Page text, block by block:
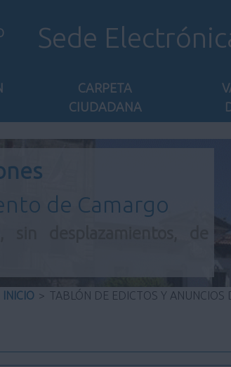
Sede
CARPETA
CIUDADANA
de Camargo
INICIO > TABLÓN DE EDICTOS Y ANUNCIOS